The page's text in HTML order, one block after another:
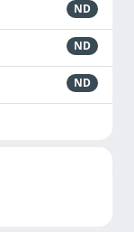
ND
ND
ND